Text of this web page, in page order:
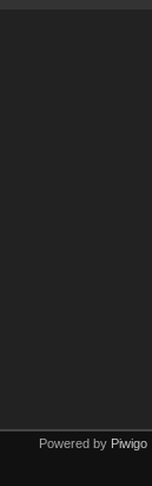
Powered by Piwigo